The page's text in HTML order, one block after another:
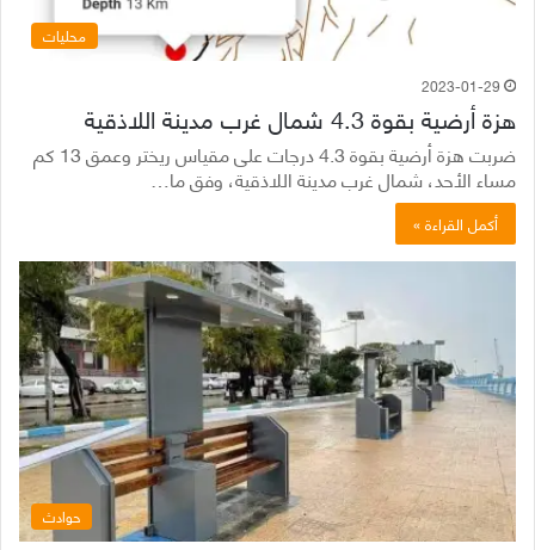
محليات
2023-01-29
هزة أرضية بقوة 4.3 شمال غرب مدينة اللاذقية
ضربت هزة أرضية بقوة 4.3 درجات على مقياس ريختر وعمق 13 كم
مساء الأحد، شمال غرب مدينة اللاذقية، وفق ما…
أكمل القراءة »
حوادث